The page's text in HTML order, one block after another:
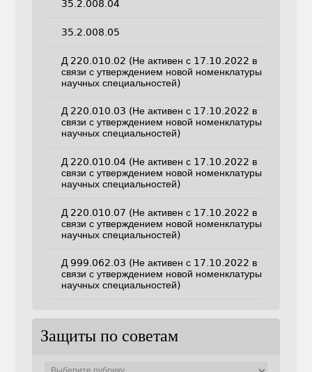
35.2.008.04
35.2.008.05
Д 220.010.02 (Не активен с 17.10.2022 в
связи с утверждением новой номенклатуры
научных специальностей)
Д 220.010.03 (Не активен с 17.10.2022 в
связи с утверждением новой номенклатуры
научных специальностей)
Д 220.010.04 (Не активен с 17.10.2022 в
связи с утверждением новой номенклатуры
научных специальностей)
Д 220.010.07 (Не активен с 17.10.2022 в
связи с утверждением новой номенклатуры
научных специальностей)
Д 999.062.03 (Не активен с 17.10.2022 в
связи с утверждением новой номенклатуры
научных специальностей)
Защиты по советам